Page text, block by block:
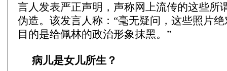
言人发表严正声明，声称网上流传的这些所
伪造。该发言人称：“毫无疑问，这些照片
目的是给佩林的政治形象抹黑。”
病儿是女儿所生？